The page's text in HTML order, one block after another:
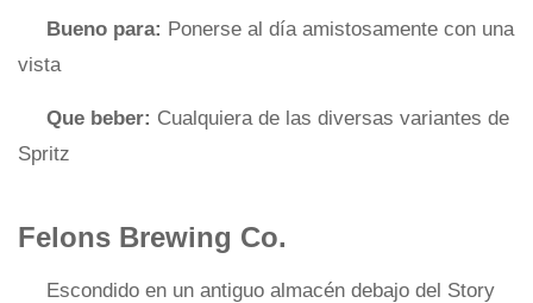
Bueno para: Ponerse al día amistosamente con una
vista
Que beber: Cualquiera de las diversas variantes de
Spritz
Felons Brewing Co.
Escondido en un antiguo almacén debajo del Story